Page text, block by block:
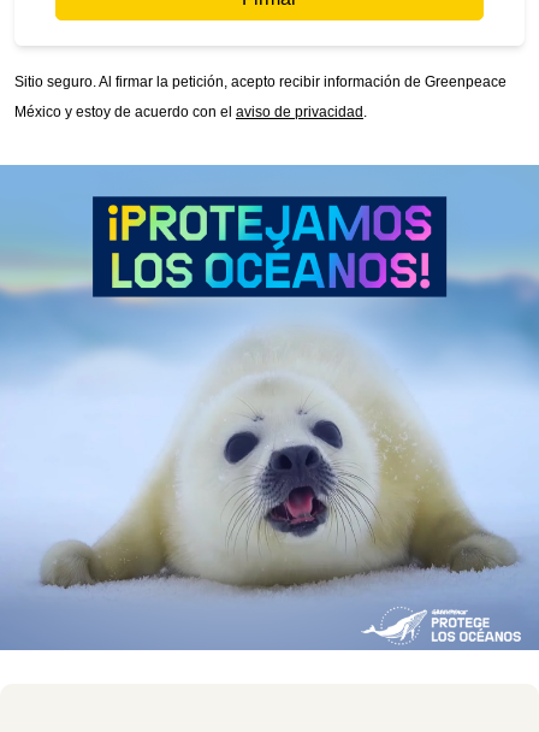
Sitio seguro.Al firmar la petición, acepto recibir información de Greenpeace
México y estoy de acuerdo con el aviso de privacidad.